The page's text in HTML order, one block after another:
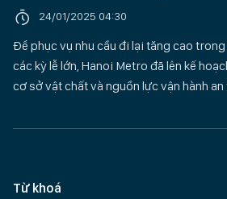
24/01/2025 04:30
Để phục vụ nhu cầu đi lại tăng cao
các kỳ lễ lớn, Hanoi Metro đã lên kế
cơ sở vật chất và nguồn lực vận hành
Từ khoá